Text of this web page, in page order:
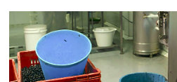
Limite de download